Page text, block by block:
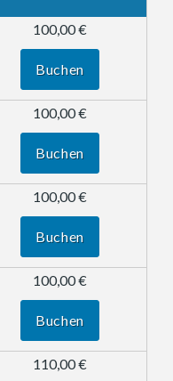
100,00 €
Buchen
100,00 €
Buchen
100,00 €
Buchen
100,00 €
Buchen
110,00 €